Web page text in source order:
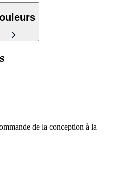
de la conception à la